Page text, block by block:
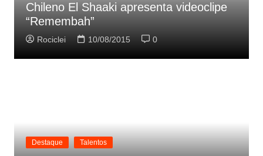
Chileno El Shaaki apresenta videoclipe
“Remembah”
Rociclei 10/08/2015 0
Destaque Talentos